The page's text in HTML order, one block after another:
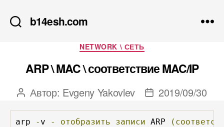
b14esh.com
Рубрики
NETWORK \ СЕТЬ
ARP \ MAC \ соответствие MAC/IP
Автор
записи
Автор: Evgeny Yakovlev
Дата
записи
2019/09/30
arp - v - отобразить записи ARP